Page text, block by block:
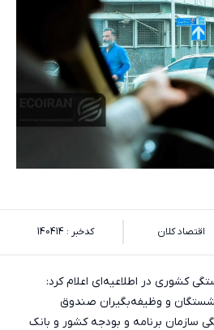
اقتصاد کلان کدخبر : 140414
کشوری در اطلاعیه‌ای اعلام کرد:
99 درصد بازنشستگان و وظیفه‌بگیران صندوق
سازمان برنامه و بودجه کشور و بانک